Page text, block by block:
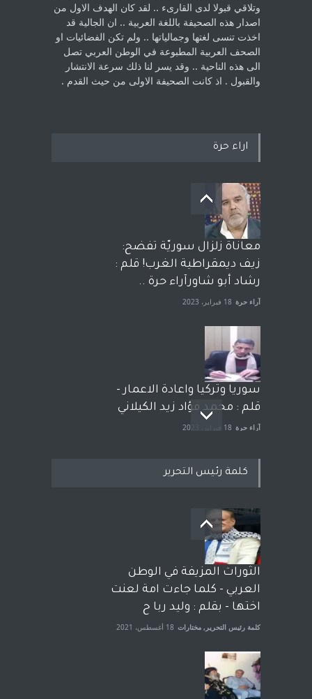
‏وتلاقي قبولا لدى القارىء ..‏ لقد كان الهدف الاول من
اصدار هذه الصحيفة باللغة العربية .. ان الجالية قد
اخذت ‏تنسى لغتها وجمالياتها .. ولم تكن الفضائيات او
الصحف العربية المطبوعة في الوطن ‏العربي تصل
الى هذه الناحية .. وقد يسر لنا ذلك سرعة الانتشار
والقبول . اذ كانت ‏الصحيفة الاولى من حيث القدم . ‏
اراء حرة
معاناة زلزال سوريّة تفضح:
زيف ديمقراطية الغرب! قلم :
رشاد أبو شاورآراء حرة ..
آراء حرة 18 فبراير، 2023
سوريا وتركيا واعادة الاعمار -
قلم : محمد فؤاد زيد الكيلاني
آراء حرة 18 فبراير، 2023
بعد معارك قضائية طاحنة كتب
وترافع فيها بنفسه مرة اخرى..
الشيخ طارق يوسف يقهر
الحكومة الأمريكية ، فأعطوه
الجنسية عن يد وهم صاغرون،
آراء حرة مختارات 7 أبريل، 2023
كلمة رئيس التحرير
الثورات المزيفة في الوطن
العربي - كلما جاءت امة لعنت
اختها - بقلم : وليد ربا ح
كلمة رئيس التحرير , مختارات 18 أغسطس، 2021